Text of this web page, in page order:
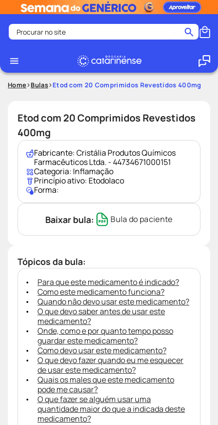
Procurar no site
1
2º
medley
4º
protetor solar facial
5º
shampoo
6º
lenço umedecido
sabonete liquido
desodorante
10º
Home Bulas Etod com 20 Comprimidos Revestidos 400mg
Etod com 20 Comprimidos Revestidos
400mg
Fabricante:Cristália Produtos Químicos
Farmacêuticos Ltda. - 44734671000151
Categoria: Inflamação
Princípio ativo: Etodolaco
Forma:
Baixar bula: Bula do paciente
Tópicos da bula:
Para que este medicamento é indicado?
Como este medicamento funciona?
Quando não devo usar este medicamento?
O que devo saber antes de usar este
medicamento?
Onde, como e por quanto tempo posso
guardar este medicamento?
Como devo usar este medicamento?
O que devo fazer quando eu me esquecer
de usar este medicamento?
Quais os males que este medicamento
pode me causar?
O que fazer se alguém usar uma
quantidade maior do que a indicada deste
medicamento?